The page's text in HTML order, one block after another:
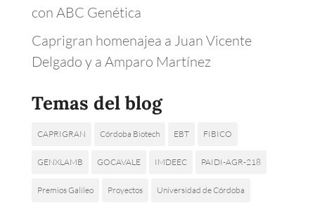
con ABC Genética
Caprigran homenajea a Juan Vicente
Delgado y a Amparo Martínez
Temas del blog
CAPRIGRAN Córdoba Biotech EBT FIBICO
GENXLAMB GOCAVALE IMDEEC PAIDI-AGR-218
Premios Galileo Proyectos Universidad de Córdoba